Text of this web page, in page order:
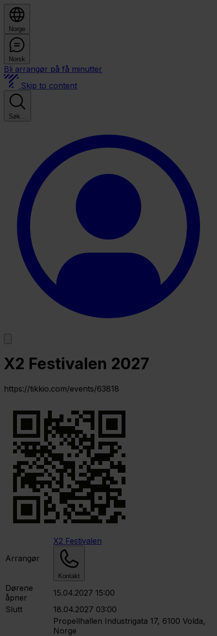
Norge
Norsk
Bli arrangør på få minutter
Skip to content
Søk...
X2 Festivalen 2027
https://tikkio.com/events/63818
Arrangør
X2 Festivalen
Kontakt
Dørene
åpner
15.04.2027 15:00
Slutt
18.04.2027 03:00
Propellhallen Industrigata 17, 6100 Volda,
Norge